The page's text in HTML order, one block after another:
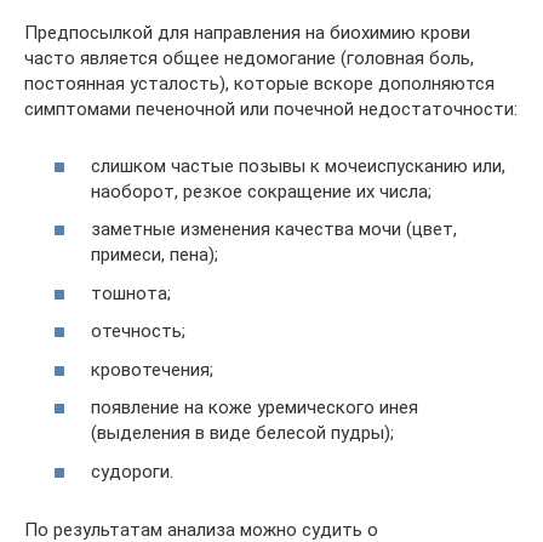
Предпосылкой для направления на биохимию крови
часто является общее недомогание (головная боль,
постоянная усталость), которые вскоре дополняются
симптомами печеночной или почечной недостаточности:
слишком частые позывы к мочеиспусканию или,
наоборот, резкое сокращение их числа;
заметные изменения качества мочи (цвет,
примеси, пена);
тошнота;
отечность;
кровотечения;
появление на коже уремического инея
(выделения в виде белесой пудры);
судороги.
По результатам анализа можно судить о